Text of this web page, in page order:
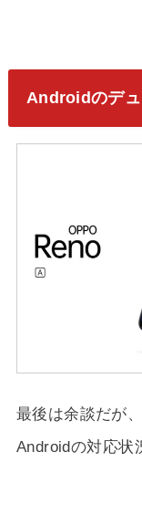
Androidのデ
最後は余談だが
Androidの対応状